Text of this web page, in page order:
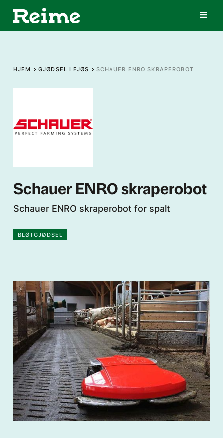
HJEM GJØDSEL I FJØS SCHAUER ENRO SKRAPEROBOT
Schauer ENRO skraperobot
Schauer ENRO skraperobot for spalt
BLØTGJØDSEL